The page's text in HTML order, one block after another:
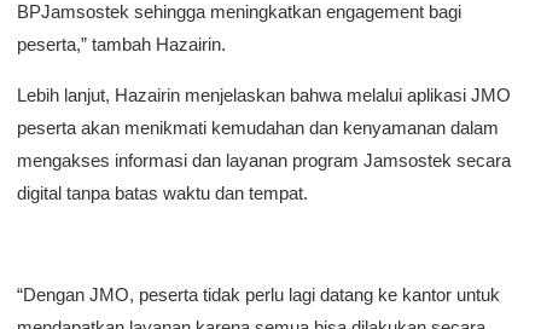
BPJamsostek sehingga meningkatkan engagement bagi
peserta,” tambah Hazairin.
Lebih lanjut, Hazairin menjelaskan bahwa melalui aplikasi JMO
peserta akan menikmati kemudahan dan kenyamanan dalam
mengakses informasi dan layanan program Jamsostek secara
digital tanpa batas waktu dan tempat.
“Dengan JMO, peserta tidak perlu lagi datang ke kantor untuk